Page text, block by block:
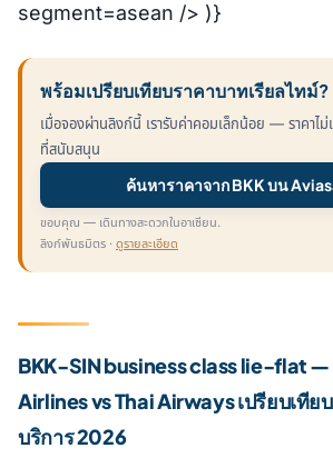
segment=asean /> )}
พร้อมเปรียบเทียบราคาบาทเรียลไทม์?
เมื่อจองผ่านลิงก์นี้ เรารับค่าคอมเล็กน้อย — ราคา
ที่สนับสนุน
ค้นหาราคาจาก BKK บน
ขอบคุณ — เดินทางสะดวกในอาเซียน.
ลิงก์พันธมิตร · ดูรายละเอียด
BKK-SIN business class lie-flat
Airlines vs Thai Airways เปรียบเทีย
บริการ 2026